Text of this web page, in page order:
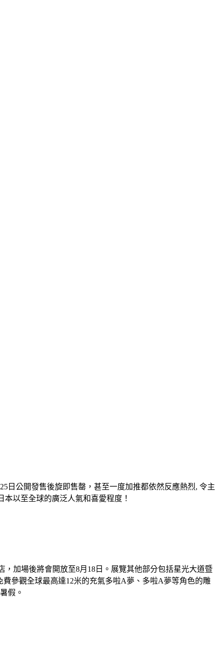
日公開發售後旋即售罄，甚至一度加推都依然反應熱烈, 令主
以至全球的廣泛人氣和喜愛程度！
，加場後將會開放至8月18日。展覽其他部分包括星光大道暨
參觀全球最高達12米的充氣多啦A夢、多啦A夢等角色的雕
假。